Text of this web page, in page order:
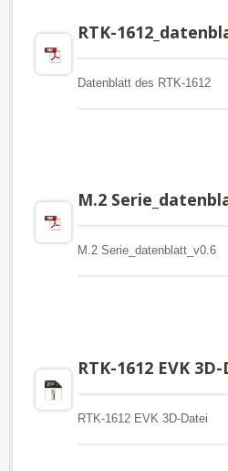
RTK-
Datenblatt des RTK-1612
M.2
M.2 Serie_datenblatt_v0.6
RTK-1612 EVK
RTK-1612 EVK 3D-Datei